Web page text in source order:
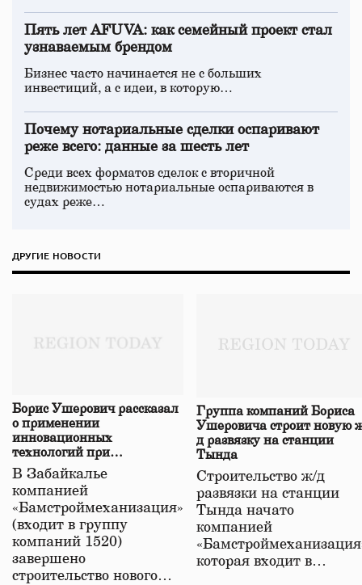
Пять лет AFUVA: как семейный проект стал
узнаваемым брендом
Бизнес часто начинается не с больших
инвестиций, а с идеи, в которую…
Почему нотариальные сделки оспаривают
реже всего: данные за шесть лет
Среди всех форматов сделок с вторичной
недвижимостью нотариальные оспариваются в
судах реже…
ДРУГИЕ НОВОСТИ
Борис Ушерович рассказал
о применении
инновационных
технологий при
строительстве нового моста
в Забайкалье
В Забайкалье
компанией
«Бамстроймеханизация»
(входит в группу
компаний 1520)
завершено
строительство нового…
Группа компаний Бориса
Ушеровича строит новую
д развязку на станции
Тында
Строительство ж/д
развязки на станции
Тында начато
компанией
которая входит в…